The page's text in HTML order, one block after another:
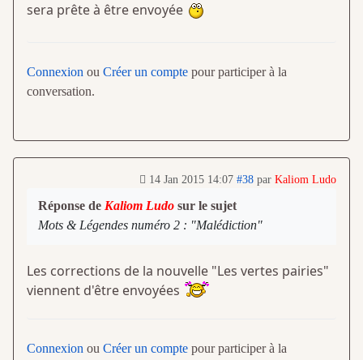
sera prête à être envoyée
Connexion ou Créer un compte pour participer à la
conversation.
14 Jan 2015 14:07 #38 par Kaliom Ludo
Réponse de Kaliom Ludo sur le sujet
Mots & Légendes numéro 2 : "Malédiction"
Les corrections de la nouvelle "Les vertes pairies"
viennent d'être envoyées
Connexion ou Créer un compte pour participer à la